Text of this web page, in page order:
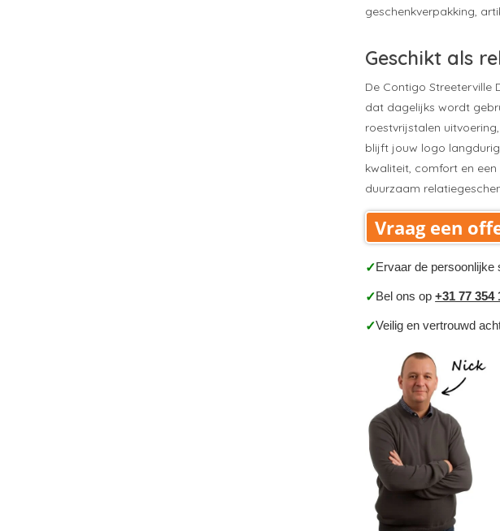
geschenkverpakking,
Geschikt als
De Contigo Streeterville
dat dagelijks wordt
roestvrijstalen
blijft jouw logo
kwaliteit, comfort en
duurzaam
Vraag een
✓Ervaar de
✓Bel ons op+31 77 354
✓Veilig en vertrouwd